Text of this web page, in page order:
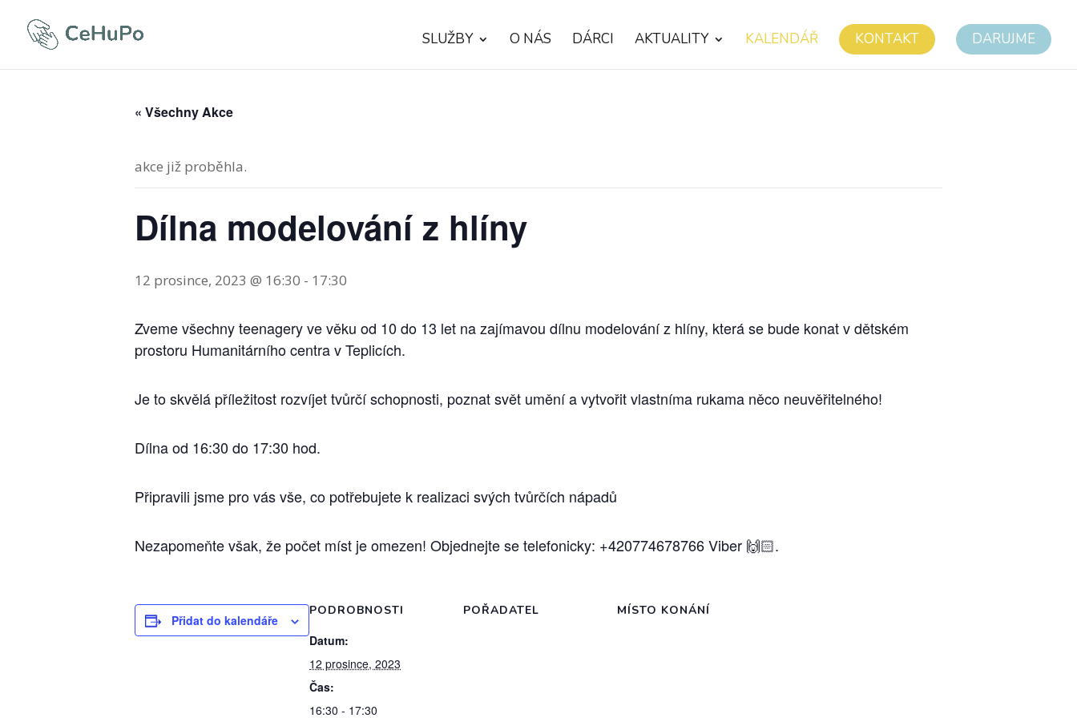
SLUŽBY O NÁS DÁRCI AKTUALITY KALENDÁŘ KONTAKT DARUJME
« Všechny Akce
akce již proběhla.
Dílna modelování z hlíny
12 prosince, 2023 @ 16:30 - 17:30
Zveme všechny teenagery ve věku od 10 do 13 let na zajímavou dílnu modelování z hlíny, která se bude konat v dětském
prostoru Humanitárního centra v Teplicích.
Je to skvělá příležitost rozvíjet tvůrčí schopnosti, poznat svět umění a vytvořit vlastníma rukama něco neuvěřitelného!
Dílna od 16:30 do 17:30 hod.
Připravili jsme pro vás vše, co potřebujete k realizaci svých tvůrčích nápadů
Nezapomeňte však, že počet míst je omezen! Objednejte se telefonicky: +420774678766 Viber 🙌🏻.
Přidat do kalendáře
PODROBNOSTI
Datum:
12 prosince, 2023
Čas:
16:30 - 17:30
POŘADATEL MÍSTO KONÁNÍ